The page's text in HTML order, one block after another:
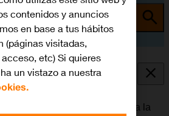
tema
red Wi-Fi
utilizar como alternativa a la
contenidos y anuncios
en base a tus hábitos
(páginas visitadas,
etc) Si quieres
un vistazo a nuestra